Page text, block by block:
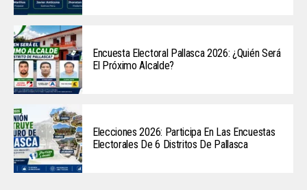
Encuesta Electoral Pallasca 2026: ¿Quién Será
El Próximo Alcalde?
Elecciones 2026: Participa En Las Encuestas
Electorales De 6 Distritos De Pallasca